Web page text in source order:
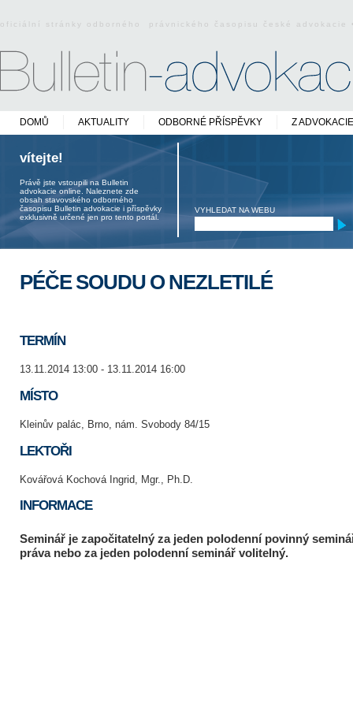
oficiální stránky odborného právnického časopisu české
DOMŮ AKTUALITY ODBORNÉ PŘÍSPĚVKY Z ADVOKACIE
vítejte!
Právě jste vstoupili na Bulletin
advokacie online. Naleznete zde
obsah stavovského odborného
časopisu Bulletin advokacie i příspěvky
exklusivně určené jen pro tento portál.
VYHLEDAT NA WEBU
PÉČE SOUDU O NEZLETILÉ
TERMÍN
13.11.2014 13:00 - 13.11.2014 16:00
MÍSTO
Kleinův palác, Brno, nám. Svobody 84/15
LEKTOŘI
Kovářová Kochová Ingrid, Mgr., Ph.D.
INFORMACE
Seminář je započitatelný za jeden polodenní povinný
práva nebo za jeden polodenní seminář volitelný.